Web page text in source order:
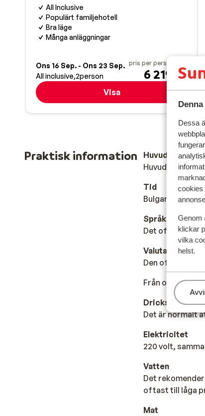
Dessa
cookies
Genom
klickar
vilka
helst.
All Inclusive
Populärt familjehotell
Bra läge
Många anläggningar
Ons 16 Sep. - Ons 23 Sep.
All inclusive 2person
pris per person från
6 219:-
Visa
Praktisk information
Huvudstad
Huvudstaden är
Tid
Bulgarien är en
Språk
Det officiella
Valuta
Den officiella
Från och med
Dricks
Det är normalt
Elektricitet
220 volt,
Vatten
Det
oftast till låga
Mat